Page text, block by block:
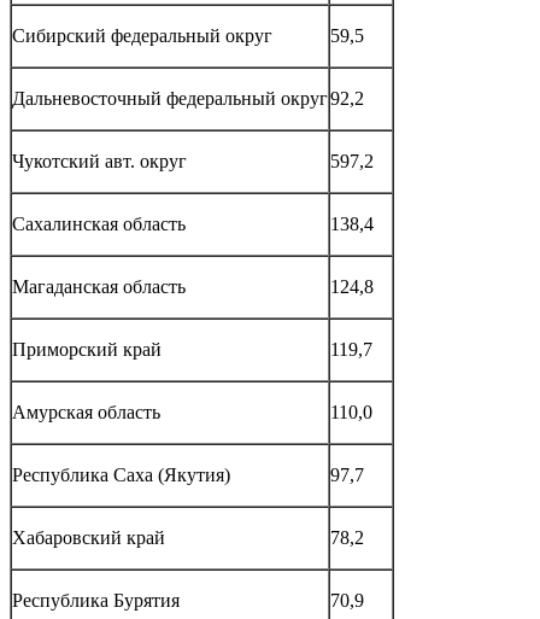
Сибирский федеральный округ 59,5
Дальневосточный федеральный округ92,2
Чукотский авт. округ 597,2
Сахалинская область 138,4
Магаданская область 124,8
Приморский край 119,7
Амурская область 110,0
Республика Саха (Якутия) 97,7
Хабаровский край 78,2
Республика Бурятия 70,9